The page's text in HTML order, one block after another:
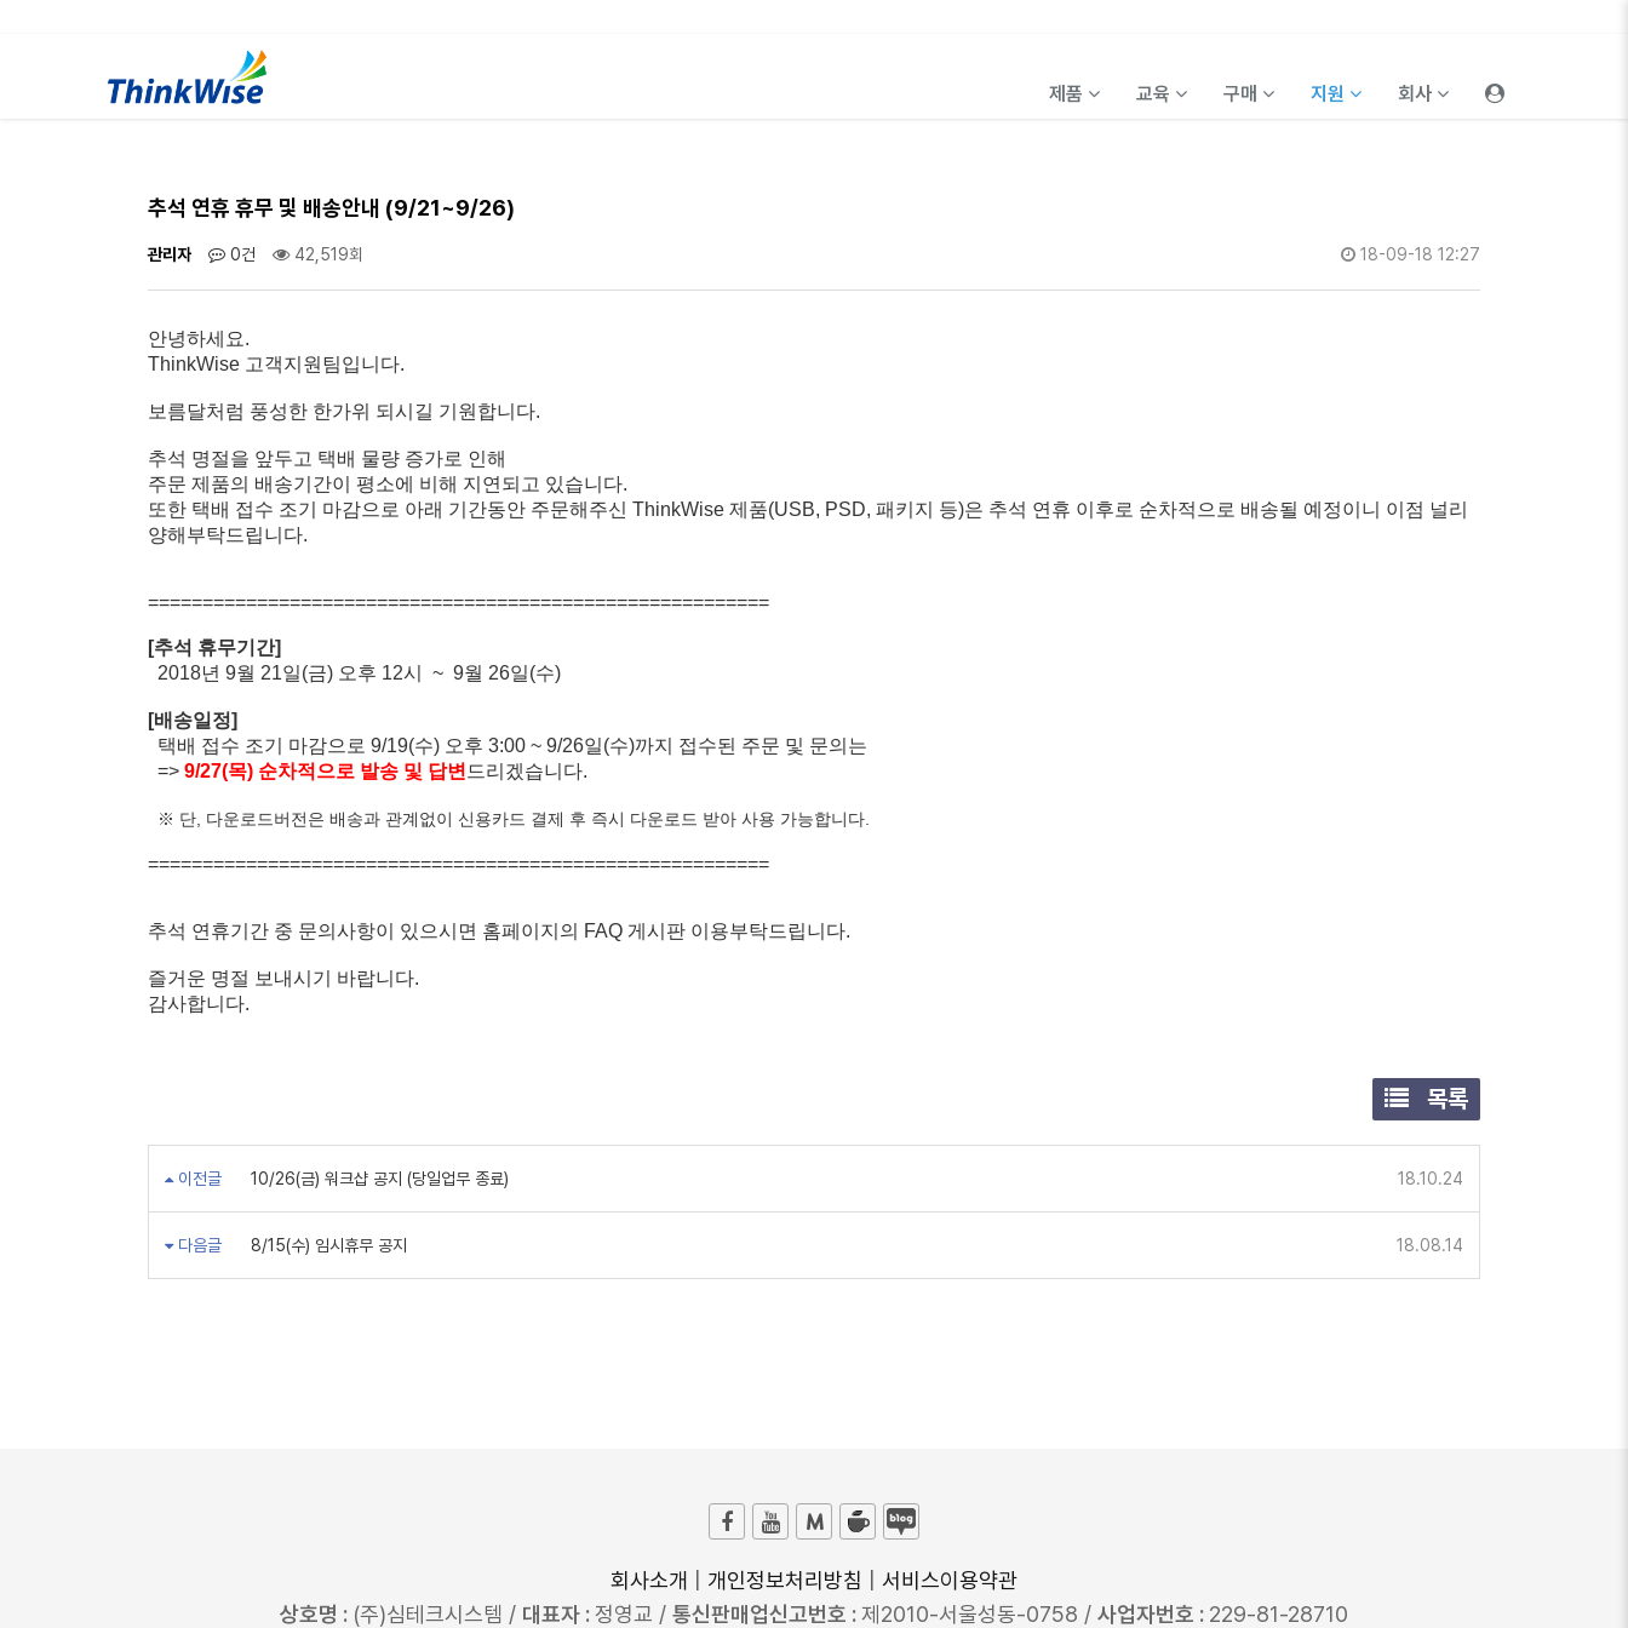
제품 교육 구매 지원 회사
추석 연휴 휴무 및 배송안내 (9/21~9/26)
관리자 0건 42,519회 18-09-18 12:27
안녕하세요.
ThinkWise 고객지원팀입니다.
보름달처럼 풍성한 한가위 되시길 기원합니다.
추석 명절을 앞두고 택배 물량 증가로 인해
주문 제품의 배송기간이 평소에 비해 지연되고 있습니다.
또한 택배 접수 조기 마감으로 아래 기간동안 주문해주신 ThinkWise 제품(USB, PSD, 패키지 등)은 추석 연휴 이후로 순차적으로 배송될 예정이니 이점 널리
양해부탁드립니다.
=========================================================
[추석 휴무기간]
2018년 9월 21일(금) 오후 12시 ~ 9월 26일(수)
[배송일정]
택배 접수 조기 마감으로 9/19(수) 오후 3:00 ~ 9/26일(수)까지 접수된 주문 및 문의는
=> 9/27(목) 순차적 으로 발송 및 답변 드리겠습니다.
※ 단, 다운로드버전은 배송과 관계없이 신용카드 결제 후 즉시 다운로드 받아 사용 가능합니다.
=========================================================
추석 연휴기간 중 문의사항이 있으시면 홈페이지의 FAQ 게시판 이용부탁드립니다.
즐거운 명절 보내시기 바랍니다.
감사합니다.
목록
이전글 10/26(금) 워크샵 공지 (당일업무 종료) 18.10.24
다음글 8/15(수) 임시휴무 공지 18.08.14
회사소개 개인정보처리방침
서비스이용약관
상호명 : (주)심테크시스템 / 대표자 :정영교 / 통신판매업신고번호 :제2010-서울성동-0758 / 사업자번호 : 229-81-28710